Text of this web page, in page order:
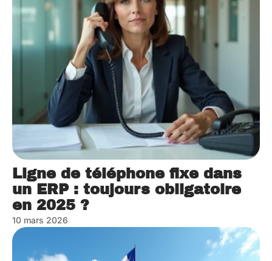
Ligne de téléphone fixe dans
un ERP : toujours obligatoire
en 2025 ?
10 mars 2026